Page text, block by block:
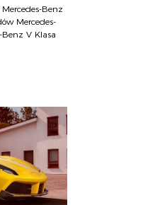
Mercedes-Benz
Mercedes-
Benz V Klasa